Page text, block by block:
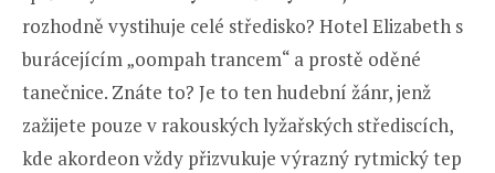
rozhodně vystihuje celé středisko? Hotel Elizabeth s
burácejícím „oompah trancem“ a prostě oděné
tanečnice. Znáte to? Je to ten hudební žánr, jenž
zažijete pouze v rakouských lyžařských střediscích,
kde akordeon vždy přizvukuje výrazný rytmický tep